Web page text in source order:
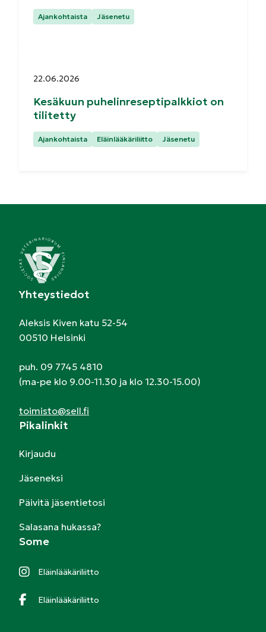
Kategoriat:
Ajankohtaista Jäsenetu
Julkaistu:
22.06.2026
Kesäkuun puhelinreseptipalkkiot on
tilitetty
Kategoriat:
Ajankohtaista Eläinlääkäriliitto Jäsenetu
Yhteystiedot
Aleksis Kiven katu 52-54
00510 Helsinki
puh. 09 7745 4810
(ma-pe klo 9.00-11.30 ja klo 12.30-15.00)
toimisto@sell.fi
Pikalinkit
Kirjaudu
Jäseneksi
Päivitä jäsentietosi
Salasana hukassa?
Some
Eläinlääkäriliitto
Eläinlääkäriliitto